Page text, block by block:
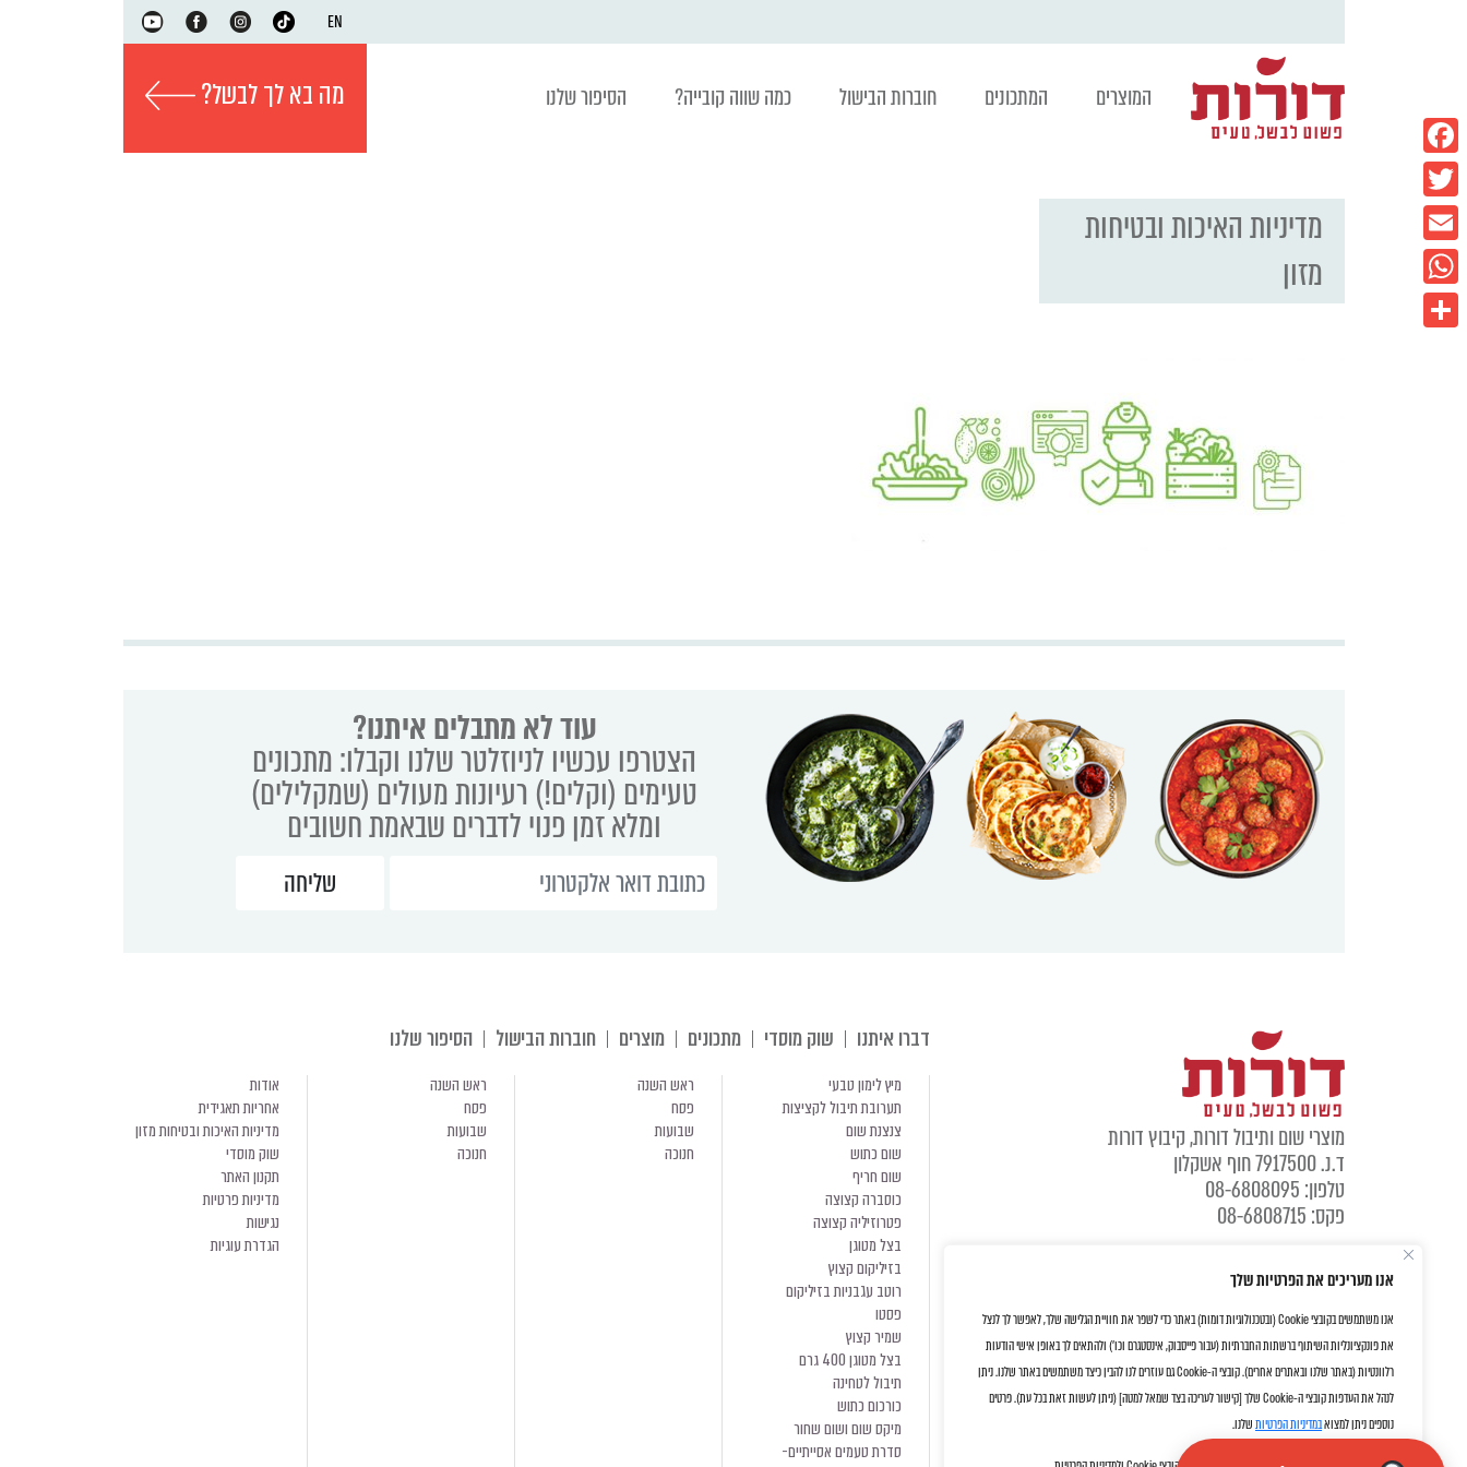
אנו מעריכים את הפרטיות שלך
אנו משתמשים בקובצי Cookie (ובטכנולוגיות דומות) באתר כדי לשפר את חוויית הגלישה שלך, לאפשר לך לנצל
את פונקציונליות השיתוף ברשתות החברתיות (עבור פייסבוק, אינסטגרם וכו') ולהתאים לך באופן אישי הודעות
רלוונטיות (באתר שלנו ובאתרים אחרים). קובצי ה-Cookie גם עוזרים לנו להבין כיצד משתמשים באתר שלנו. ניתן
לנהל את העדפות קובצי ה-Cookie שלך [קישור לעריכה בצד שמאל למטה] (ניתן לעשות זאת בכל עת). פרטים
נוספים ניתן למצואבמדיניות הפרטיותשלנו.
EN
המוצרים המתכונים חוברות הבישול כמה שווה קובייה? הסיפור שלנו מה בא לך לבשל?
מדיניות האיכות ובטיחות
מזון
עוד לא מתבלים איתנו?
הצטרפו עכשיו לניוזלטר שלנו וקבלו: מתכונים
טעימים (וקלים!) רעיונות מעולים (שמקלילים)
ומלא זמן פנוי לדברים שבאמת חשובים
מוצרי שום ותיבול דורות, קיבוץ דורות
ד.נ. 7917500 חוף אשקלון
טלפון: 08-6808095
פקס: 08-6808715
דברו איתנו שוק מוסדי מתכונים מוצרים חוברות הבישול הסיפור שלנו
מיץ לימון טבעי
תערובת תיבול לקציצות
צנצנת שום
שום כתוש
שום חריף
כוסברה קצוצה
פטרוזיליה קצוצה
בצל מטוגן
בזיליקום קצוץ
רוטב עגבניות בזיליקום
פסטו
שמיר קצוץ
בצל מטוגן 400 גרם
תיבול לטחינה
כורכום כתוש
מיקס שום ושום שחור
סדרת טעמים אסייתיים-
ראש השנה
פסח
שבועות
חנוכה
ראש השנה
פסח
שבועות
חנוכה
אודות
אחריות תאגידית
מדיניות האיכות ובטיחות מזון
שוק מוסדי
תקנון האתר
מדיניות פרטיות
נגישות
הגדרת עוגיות
Facebook
Twitter
Email
WhatsApp